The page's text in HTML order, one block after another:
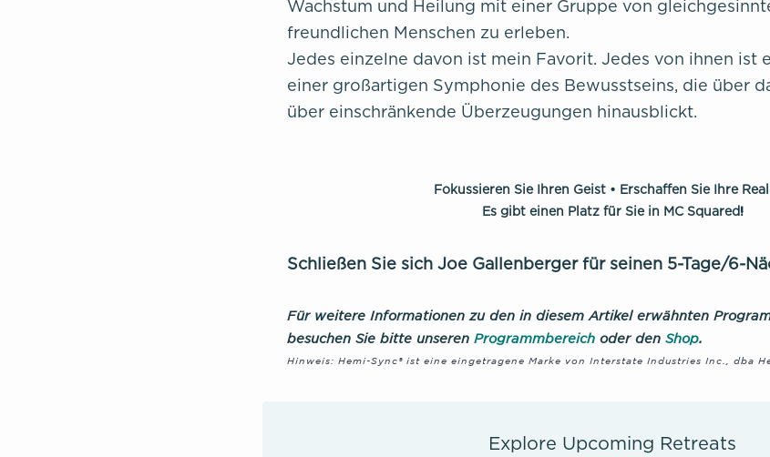
Wachstum und Heilung mit einer Gruppe von
freundlichen Menschen zu erleben.
Jedes einzelne davon ist mein Favorit. Jedes von ihnen ist
einer großartigen Symphonie des Bewusstseins, die über
über einschränkende Überzeugungen hinausblickt.
Fokussieren Sie Ihren Geist • Erschaffen Sie Ihre
Es gibt einen Platz für Sie in MC Squared!
Schließen Sie sich Joe Gallenberger für seinen 5-Tage/6-
Für weitere Informationen zu den in diesem Artikel erwähnten
besuchen Sie bitte unseren Programmbereichoder den Shop.
Hinweis: Hemi-Sync® ist eine eingetragene Marke von Interstate Industries Inc., dba
Explore Upcoming Retreats